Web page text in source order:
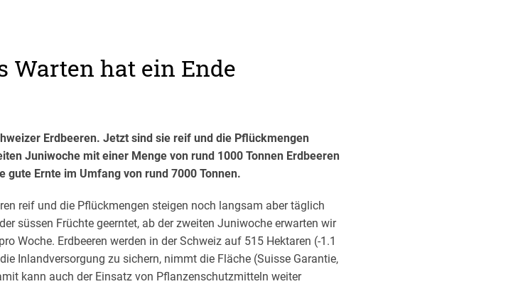
Warten hat ein Ende
Erdbeeren. Jetzt sind sie reif und die Pflückmengen
Juniwoche mit einer Menge von rund 1000 Tonnen Erdbeeren
gute Ernte im Umfang von rund 7000 Tonnen.
reif und die Pflückmengen steigen noch langsam aber täglich
süssen Früchte geerntet, ab der zweiten Juniwoche erwarten wir
Woche. Erdbeeren werden in der Schweiz auf 515 Hektaren (-1.1
Inlandversorgung zu sichern, nimmt die Fläche (Suisse Garantie,
kann auch der Einsatz von Pflanzenschutzmitteln weiter